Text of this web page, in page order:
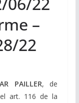
–
22
PAILLER, de
art. 116 de la